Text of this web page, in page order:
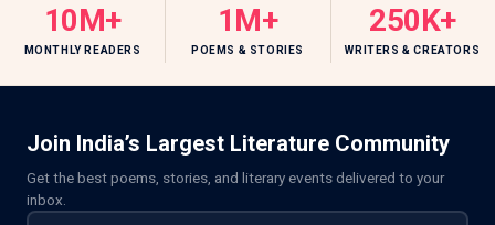
10M+
MONTHLY READERS
1M+
POEMS & STORIES
250K+
WRITERS & CREATORS
Join India’s Largest Literature Community
Get the best poems, stories, and literary events delivered to your
inbox.